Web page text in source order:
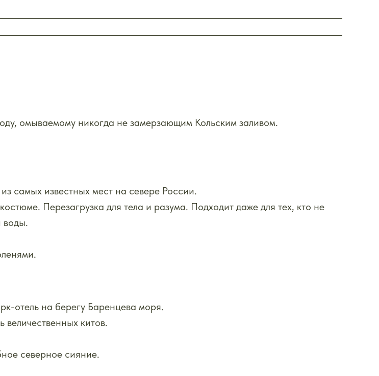
омываемому никогда не замерзающим Кольским заливом.
самых известных мест на севере России.
Перезагрузка для тела и разума. Подходит даже для тех, кто не
воды.
отель на берегу Баренцева моря.
китов.
северное сияние.